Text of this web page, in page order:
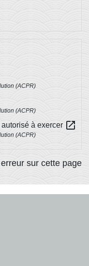
(ACPR)
(ACPR)
à exercer open_in_new
(ACPR)
sur cette page